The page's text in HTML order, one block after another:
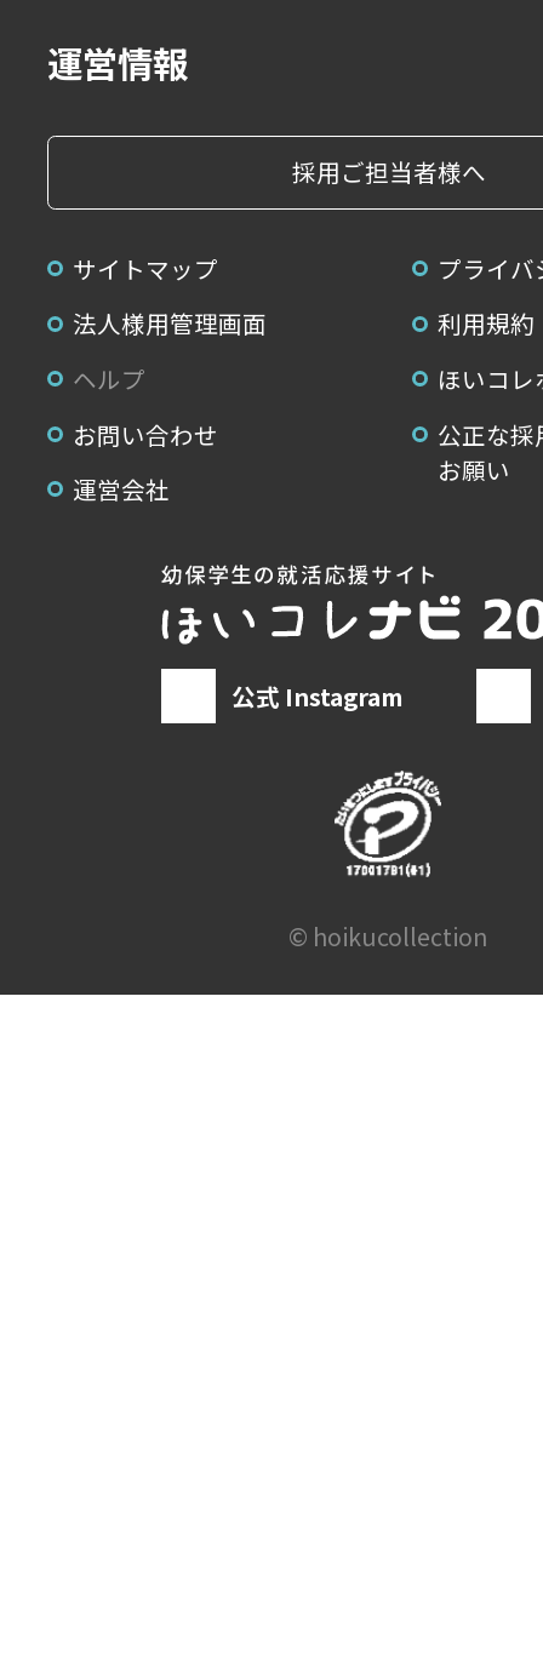
運営情報
採用ご担当者様へ
サイトマップ
プライ
法人様用管理画面
利用規約
ヘルプ
ほいコ
お問い合わせ
公正な
お願い
運営会社
公式 Instagram
© hoikucollection